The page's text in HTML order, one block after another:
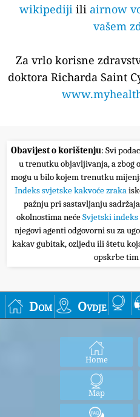
wikipediji ili airnow
vašem
Za vrlo korisne
doktora Richarda Saint
Obavijest o korištenju: Svi
u trenutku objavljivanja, a zbog
mogu u bilo kojem trenutku
Indeks svjetske kakvoće zraka
pažnju pri sastavljanju
okolnostima nećeSvjetski
njegovi agenti odgovorni su za
kakav gubitak, ozljedu ili štetu
opskrbe tim
Dom Ovdje
Home
Map